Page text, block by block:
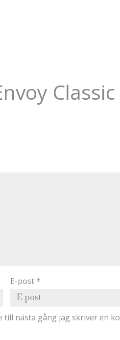
E-post *
till nästa gång jag skriver en